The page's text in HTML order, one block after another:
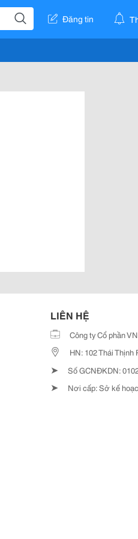
Đăng tin
LIÊN HỆ
Công ty Cổ phần
HN: 102 Thái
➤ Số GCNĐKDN:
➤ Nơi cấp: Sở kế